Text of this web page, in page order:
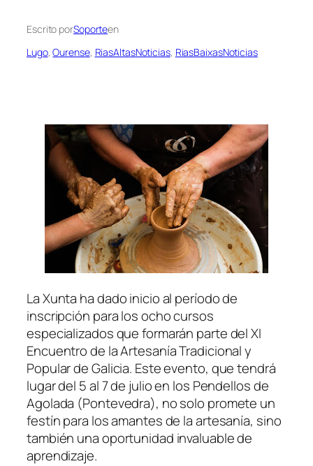
Escrito porSoporteen
Lugo, Ourense, RiasAltasNoticias, RiasBaixasNoticias
La Xunta ha dado inicio al período de
inscripción para los ocho cursos
especializados que formarán parte del XI
Encuentro de la Artesanía Tradicional y
Popular de Galicia. Este evento, que tendrá
lugar del 5 al 7 de julio en los Pendellos de
Agolada (Pontevedra), no solo promete un
festín para los amantes de la artesanía, sino
también una oportunidad invaluable de
aprendizaje.